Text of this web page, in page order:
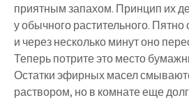
приятным запахом. Принцип их
у обычного растительного.
и через несколько минут оно
Теперь потрите это место
Остатки эфирных масел
раствором, но в комнате еще